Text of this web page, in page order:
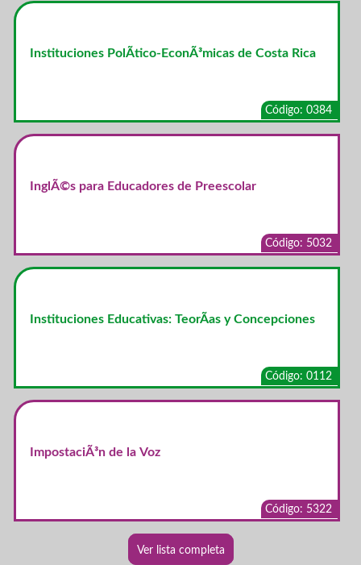
Instituciones PolÃ­tico-EconÃ³micas de Costa Rica
Código: 0384
InglÃ©s para Educadores de Preescolar
Código: 5032
Instituciones Educativas: TeorÃ­as y Concepciones
Código: 0112
ImpostaciÃ³n de la Voz
Código: 5322
Ver lista completa